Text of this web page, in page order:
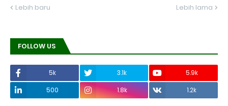
Lebih baru Lebih lama
FOLLOW US
5k 3.1k
5.9k
500
1.8k 1.2k